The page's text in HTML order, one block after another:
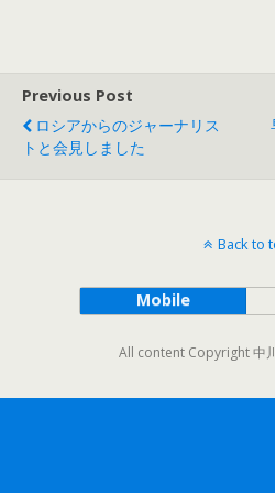
Previous Post
ロシアからのジャーナリス
トと会見しました
Back to
Mobile
All content Copyright 中